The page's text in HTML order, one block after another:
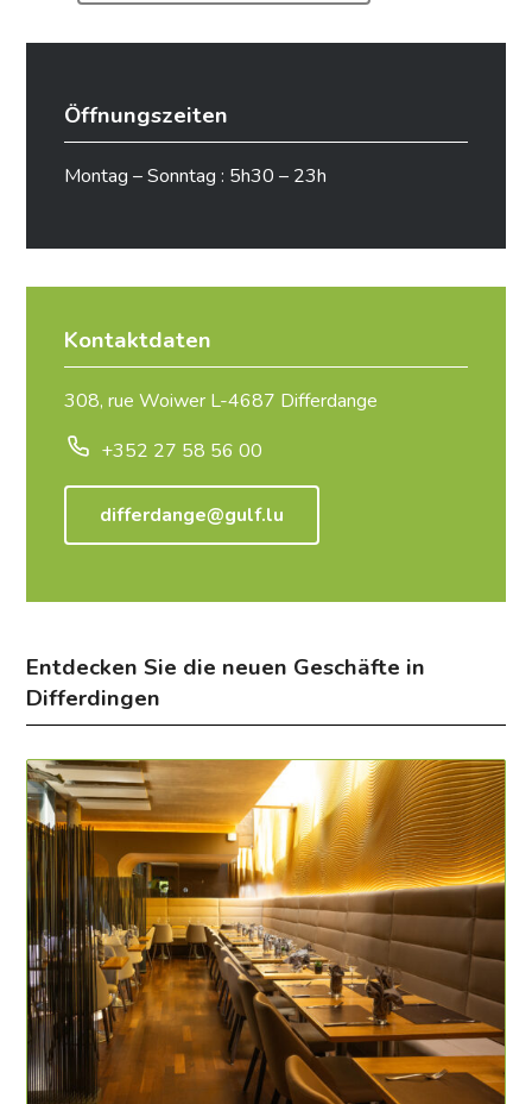
Öffnungszeiten
Montag – Sonntag : 5h30 – 23h
Kontaktdaten
308, rue Woiwer L-4687 Differdange
+352 27 58 56 00
differdange@gulf.lu
Entdecken Sie die neuen Geschäfte in
Differdingen